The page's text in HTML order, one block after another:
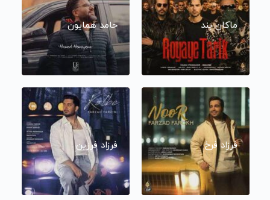
ماکان بند حامد همایون
فرزاد فرخ فرزاد فرزین